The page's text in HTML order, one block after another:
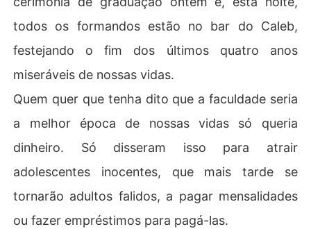
E, enquanto caminho lentamente até a mesa para me ju
ntar ao pequeno grupo, percebo que as próximas seman
as vão ser piores do que os últimos sete anos da minha
vida... juntos.
SETE ANOS ATRÁS
"É quase como se você fosse virgem", Aaron solta, incré
O comentário me deixa imediatamente na defensiva, e
quando percebo, já estou respondendo com a voz afia
da:
todos os formandos estão no bar do Caleb,
festejando o fim dos últimos quatro anos
miseráveis de nossas vidas.
Quem quer que tenha dito que a faculdade seria
a melhor época de nossas vidas só queria
dinheiro. Só disseram isso para atrair
adolescentes inocentes, que mais tarde se
tornarão adultos falidos, a pagar mensalidades
ou fazer empréstimos para pagá-las.